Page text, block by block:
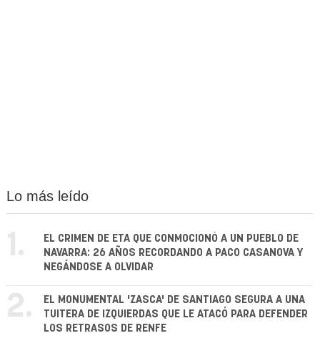
Lo más leído
1.
EL CRIMEN DE ETA QUE CONMOCIONÓ A UN PUEBLO DE
NAVARRA: 26 AÑOS RECORDANDO A PACO CASANOVA Y
NEGÁNDOSE A OLVIDAR
2.
EL MONUMENTAL 'ZASCA' DE SANTIAGO SEGURA A UNA
TUITERA DE IZQUIERDAS QUE LE ATACÓ PARA DEFENDER
LOS RETRASOS DE RENFE